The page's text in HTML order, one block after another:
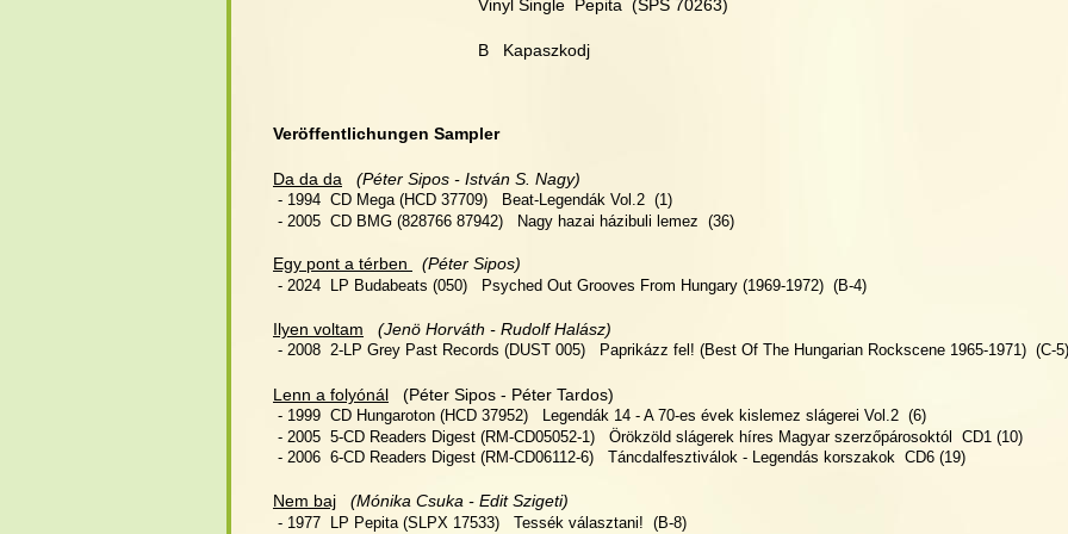
Vinyl Single  Pepita  (SPS 70263)
B   Kapaszkodj
Veröffentlichungen Sampler
Da da da (Péter Sipos - István S. Nagy)
- 1994  CD Mega (HCD 37709)   Beat-Legendák Vol.2  (1)
- 2005  CD BMG (828766 87942)   Nagy hazai házibuli lemez  (36)
Egy pont a térben (Péter Sipos)
- 2024  LP Budabeats (050)   Psyched Out Grooves From Hungary (1969-1972)  (B-4)
Ilyen voltam (Jenö Horváth - Rudolf Halász)
- 2008  2-LP Grey Past Records (DUST 005)   Paprikázz fel! (Best Of The Hungarian Rockscene 1965-1971)  (C-5)
Lenn a folyónál
   (Péter Sipos - Péter Tardos)
- 1999  CD Hungaroton (HCD 37952)   Legendák 14 - A 70-es évek kislemez slágerei Vol.2  (6)
- 2005  5-CD Readers Digest (RM-CD05052-1)   Örökzöld slágerek híres Magyar szerzőpárosoktól  CD1 (10)
- 2006  6-CD Readers Digest (RM-CD06112-6)   Táncdalfesztiválok - Legendás korszakok  CD6 (19)
Nem baj (Mónika Csuka - Edit Szigeti)
- 1977  LP Pepita (SLPX 17533)   Tessék választani!  (B-8)